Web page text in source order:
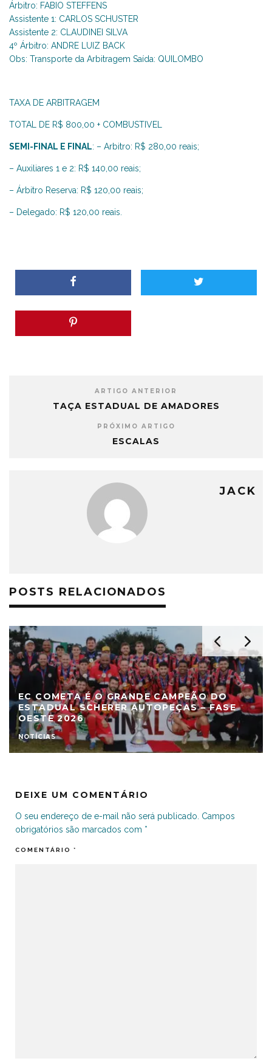
Árbitro: FABIO STEFFENS
Assistente 1: CARLOS SCHUSTER
Assistente 2: CLAUDINEI SILVA
4º Árbitro: ANDRE LUIZ BACK
Obs: Transporte da Arbitragem Saída: QUILOMBO
TAXA DE ARBITRAGEM
TOTAL DE R$ 800,00 + COMBUSTIVEL
SEMI-FINAL E FINAL: – Arbitro: R$ 280,00 reais;
– Auxiliares 1 e 2: R$ 140,00 reais;
– Árbitro Reserva: R$ 120,00 reais;
– Delegado: R$ 120,00 reais.
ARTIGO ANTERIOR
TAÇA ESTADUAL DE AMADORES
PRÓXIMO ARTIGO
ESCALAS
JACK
POSTS RELACIONADOS
EC COMETA É O GRANDE CAMPEÃO DO
ESTADUAL SCHERER AUTOPEÇAS – FASE
OESTE 2026
NOTÍCIAS
DEIXE UM COMENTÁRIO
O seu endereço de e-mail não será publicado. Campos
obrigatórios são marcados com *
COMENTÁRIO *